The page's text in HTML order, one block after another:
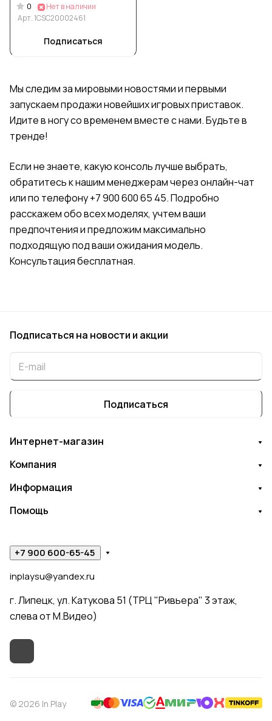
0
Нет в наличии
Арт.1CSC20002461
Подписаться
Мы следим за мировыми новостями и первыми
запускаем продажи новейших игровых приставок.
Идите в ногу со временем вместе с нами. Будьте в
тренде!
Если не знаете, какую консоль лучше выбрать,
обратитесь к нашим менеджерам через онлайн-чат
или по телефону +7 900 600 65 45. Подробно
расскажем обо всех моделях, учтем ваши
предпочтения и предложим максимально
подходящую под ваши ожидания модель.
Консультация бесплатная.
Подписаться на новости и акции
Подписаться
Интернет-магазин
Компания
Информация
Помощь
+7 900 600-65-45
inplaysu@yandex.ru
г. Липецк, ул. Катукова 51 (ТРЦ "Ривьера" 3 этаж,
слева от М.Видео)
© 2026 In Play